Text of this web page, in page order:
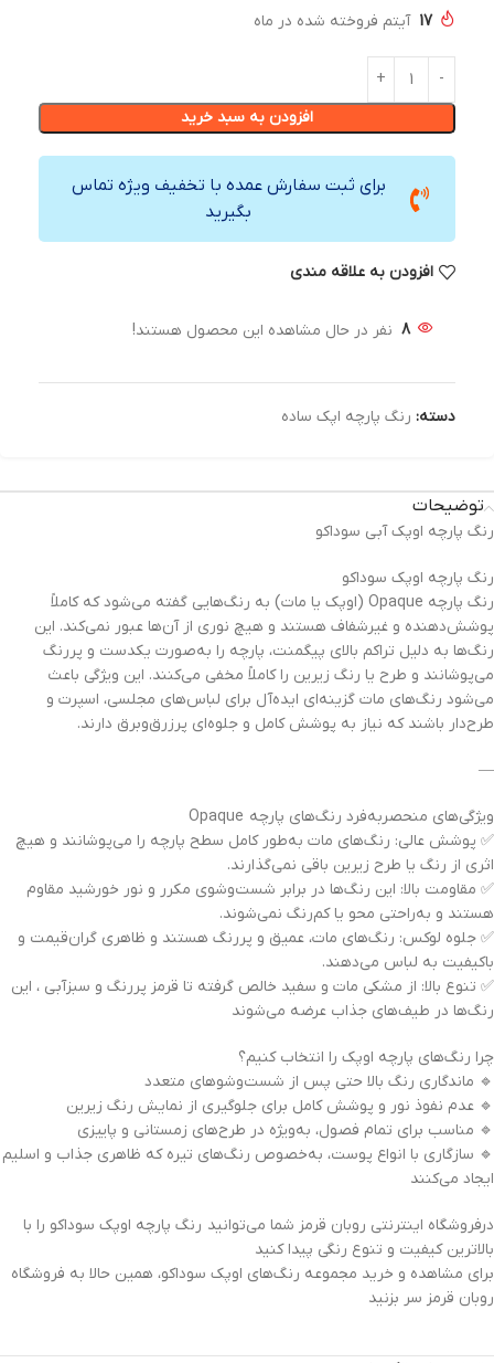
17 آیتم فروخته شده در ماه
افزودن به سبد خرید
برای ثبت سفارش عمده با تخفیف ویژه تماس
بگیرید
افزودن به علاقه مندی
8 نفر در حال مشاهده این محصول هستند!
دسته: رنگ پارچه اپک ساده
توضیحات
رنگ پارچه اوپک آبی سوداکو
رنگ‌ پارچه اوپک سوداکو
رنگ‌ پارچه Opaque (اوپک یا مات) به رنگ‌هایی گفته می‌شود که کاملاً
پوشش‌دهنده و غیرشفاف هستند و هیچ نوری از آن‌ها عبور نمی‌کند. این
رنگ‌ها به دلیل تراکم بالای پیگمنت، پارچه را به‌صورت یکدست و پررنگ
می‌پوشانند و طرح یا رنگ زیرین را کاملاً مخفی می‌کنند. این ویژگی باعث
می‌شود رنگ‌های مات گزینه‌ای ایده‌آل برای لباس‌های مجلسی، اسپرت و
طرح‌دار باشند که نیاز به پوشش کامل و جلوه‌ای پرزرق‌وبرق دارند.
—
ویژگی‌های منحصربه‌فرد رنگ‌های پارچه Opaque
✅ پوشش عالی: رنگ‌های مات به‌طور کامل سطح پارچه را می‌پوشانند و هیچ
اثری از رنگ یا طرح زیرین باقی نمی‌گذارند.
✅ مقاومت بالا: این رنگ‌ها در برابر شست‌وشوی مکرر و نور خورشید مقاوم
هستند و به‌راحتی محو یا کم‌رنگ نمی‌شوند.
✅ جلوه لوکس: رنگ‌های مات، عمیق و پررنگ هستند و ظاهری گران‌قیمت و
باکیفیت به لباس می‌دهند.
✅ تنوع بالا: از مشکی مات و سفید خالص گرفته تا قرمز پررنگ و سبزآبی ، این
رنگ‌ها در طیف‌های جذاب عرضه می‌شوند
چرا رنگ‌های پارچه اوپک را انتخاب کنیم؟
🔹 ماندگاری رنگ بالا حتی پس از شست‌وشوهای متعدد
🔹 عدم نفوذ نور و پوشش کامل برای جلوگیری از نمایش رنگ زیرین
🔹 مناسب برای تمام فصول، به‌ویژه در طرح‌های زمستانی و پاییزی
🔹 سازگاری با انواع پوست، به‌خصوص رنگ‌های تیره که ظاهری جذاب و اسلیم
ایجاد می‌کنند
درفروشگاه اینترنتی روبان قرمز شما می‌توانید رنگ پارچه اوپک سوداکو را با
بالاترین کیفیت و تنوع رنگی پیدا کنید
برای مشاهده و خرید مجموعه رنگ‌های اوپک سوداکو، همین حالا به فروشگاه
روبان قرمز سر بزنید